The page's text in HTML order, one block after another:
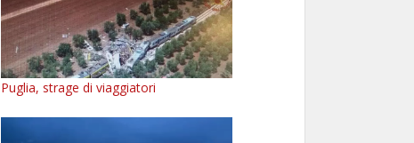
Puglia, strage di viaggiatori